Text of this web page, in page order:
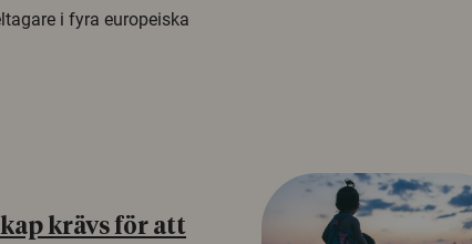
i fyra europeiska
krävs för att